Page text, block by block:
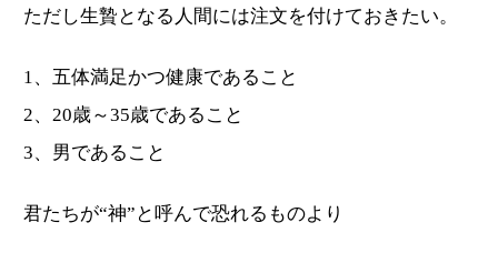
ただし生贄となる人間には注文を付けておきたい。
1、五体満足かつ健康であること
2、20歳～35歳であること
3、男であること
君たちが“神”と呼んで恐れるものより